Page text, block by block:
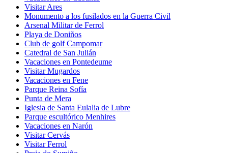
Visitar Ares
Monumento a los fusilados en la Guerra Civil
Arsenal Militar de Ferrol
Playa de Doniños
Club de golf Campomar
Catedral de San Julián
Vacaciones en Pontedeume
Visitar Mugardos
Vacaciones en Fene
Parque Reina Sofía
Punta de Mera
Iglesia de Santa Eulalia de Lubre
Parque escultórico Menhires
Vacaciones en Narón
Visitar Cervás
Visitar Ferrol